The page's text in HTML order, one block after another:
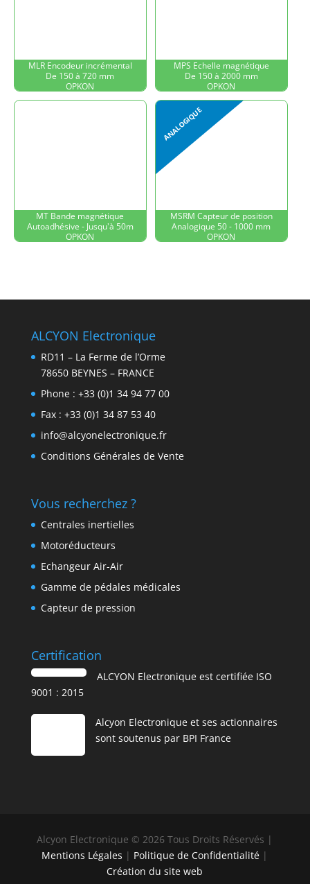
MLR Encodeur incrémental
De 150 à 720 mm
OPKON
MPS Echelle magnétique
De 150 à 2000 mm
OPKON
MT Bande magnétique
Autoadhésive - Jusqu'à 50m
OPKON
MSRM Capteur de position
Analogique 50 - 1000 mm
OPKON
ALCYON Electronique
RD11 – La Ferme de l’Orme
78650 BEYNES – FRANCE
Phone : +33 (0)1 34 94 77 00
Fax : +33 (0)1 34 87 53 40
info@alcyonelectronique.fr
Conditions Générales de Vente
Vous recherchez ?
Centrales inertielles
Motoréducteurs
Echangeur Air-Air
Gamme de pédales médicales
Capteur de pression
Certification
ALCYON Electronique est certifiée ISO
9001 : 2015
Alcyon Electronique et ses actionnaires
sont soutenus par BPI France
Alcyon Electronique © 2026 Tous Droits Réservés |
Mentions Légales | Politique de Confidentialité |
Création du site web